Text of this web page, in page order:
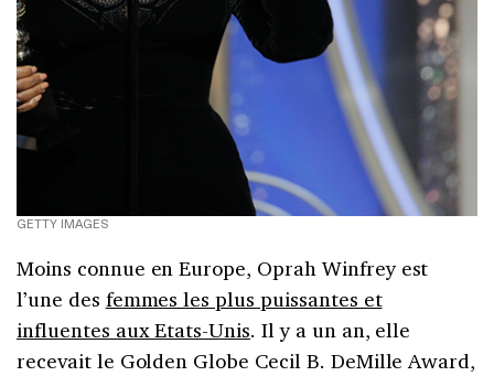
GETTY IMAGES
Moins connue en Europe, Oprah Winfrey est
l’une des femmes les plus puissantes et
influentes aux Etats-Unis. Il y a un an, elle
recevait le Golden Globe Cecil B. DeMille Award,